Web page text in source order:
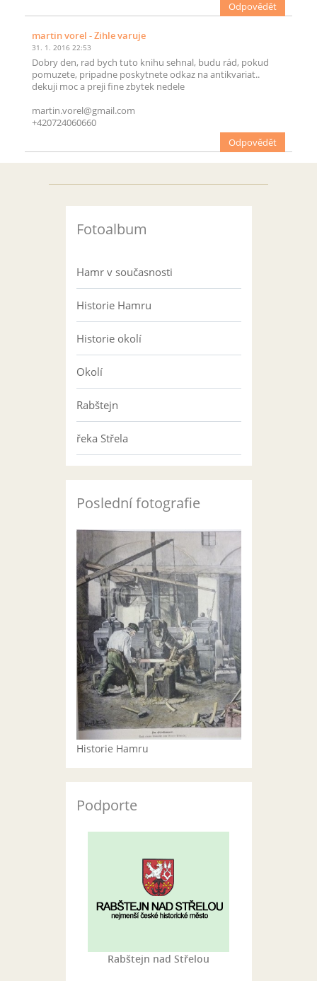
Odpovědět
martin vorel - Zihle varuje
31. 1. 2016 22:53
Dobry den, rad bych tuto knihu sehnal, budu rád, pokud
pomuzete, pripadne poskytnete odkaz na antikvariat..
dekuji moc a preji fine zbytek nedele
martin.vorel@gmail.com
+420724060660
Odpovědět
Fotoalbum
Hamr v současnosti
Historie Hamru
Historie okolí
Okolí
Rabštejn
řeka Střela
Poslední fotografie
Historie Hamru
Podporte
Rabštejn nad Střelou